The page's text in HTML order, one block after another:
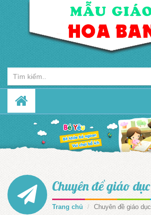
Chuyên đề giáo dục
Trang chủ Chuyên đề giáo dục